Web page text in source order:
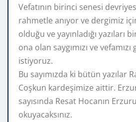
Vefatının birinci senesi
rahmetle anıyor ve dergimiz
olduğu ve yayınladığı yazıları
ona olan saygımızı ve
istiyoruz.
Bu sayımızda ki bütün yazılar
Coşkun kardeşimize aittir.
sayısında Resat Hocanın
okuyacaksınız.